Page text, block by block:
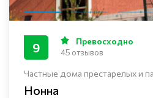
Частные дома престарелых и
Нонна
9 Превосходно
45 отзывов